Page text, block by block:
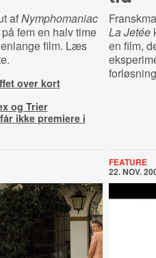
afNymphomaniac
fem en halv time
film. Læs
over kort
og Trier
ikke premiere i
La Jetée
en film,
FEATURE
22. NOV.